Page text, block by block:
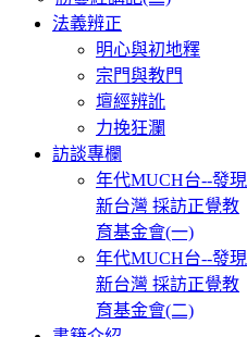
法義辨正
明心與初地釋
宗門與教門
壇經辨訛
力挽狂瀾
訪談專欄
年代MUCH台--發現
新台灣 採訪正覺教
育基金會(一)
年代MUCH台--發現
新台灣 採訪正覺教
育基金會(二)